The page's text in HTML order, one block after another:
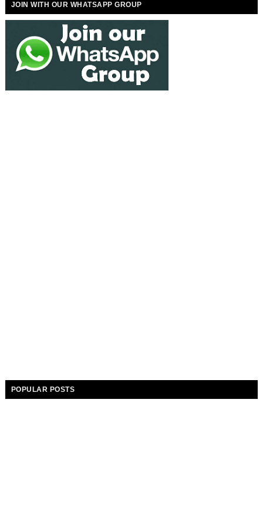
JOIN WITH OUR WHATSAPP GROUP
POPULAR POSTS